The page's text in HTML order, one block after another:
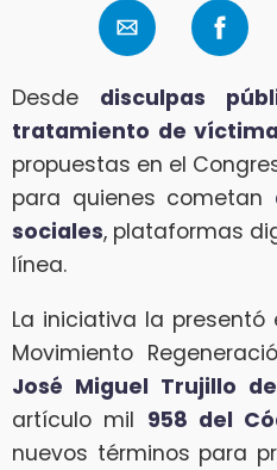
Desde disculpas
tratamiento de
propuestas en el
para quienes cometan
sociales, plataformas
línea.
La iniciativa la
Movimiento
José Miguel Trujillo
artículo mil 958 del
nuevos términos para